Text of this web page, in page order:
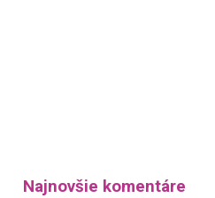
Najnovšie komentáre